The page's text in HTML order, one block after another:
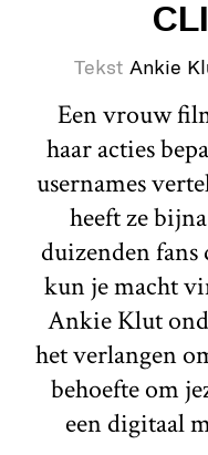
Tekst Ankie
Een vrouw
haar acties
usernames
heeft ze
duizenden fans
kun je macht
Ankie Klut
het verlangen
behoefte om
een digitaal